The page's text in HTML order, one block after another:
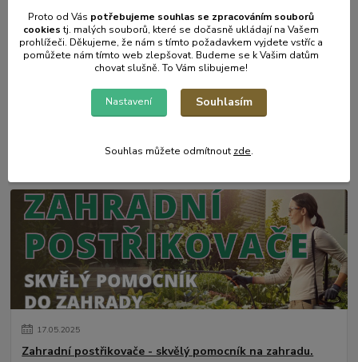
17.05.2025
Zahradní postřikovače - skvělý pomocník na zahradu.
Proto od Vás potřebujeme souhlas se zpracováním souborů
cookiestj. malých souborů, které se dočasně ukládají na Vašem
prohlížeči. Děkujeme, že nám s tímto požadavkem vyjdete vstříc a
pomůžete nám tímto web zlepšovat. Budeme se k Vašim datům
chovat slušně. To Vám slibujeme!
Nastavení Souhlasím
Souhlas můžete odmítnout zde.